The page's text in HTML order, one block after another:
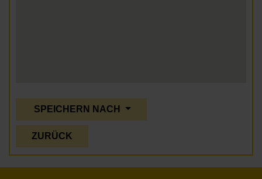
SPEICHERN NACH
ZURÜCK